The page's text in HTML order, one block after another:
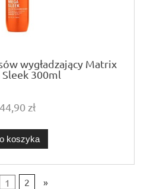
wygładzający Matrix
Sleek 300ml
44,90 zł
koszyka
1 2 »